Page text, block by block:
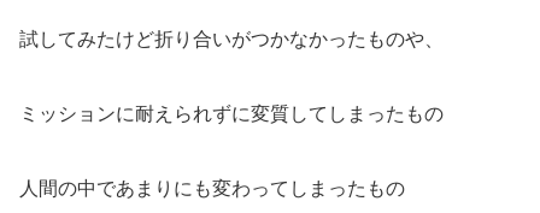
試してみたけど折り合いがつかなかったものや、
ミッションに耐えられずに変質してしまったもの
人間の中であまりにも変わってしまったもの